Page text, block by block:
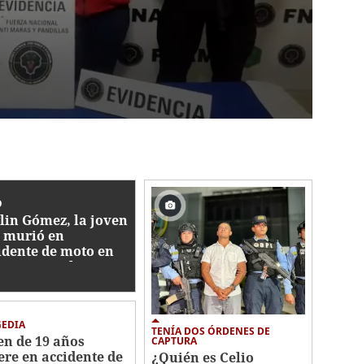
Gómez, la joven
murió en
de moto en
"Duele su
de 19 años
en accidente de
TENÍA DOS ÓRDENES DE
CAPTURA
¿Quién es Celio